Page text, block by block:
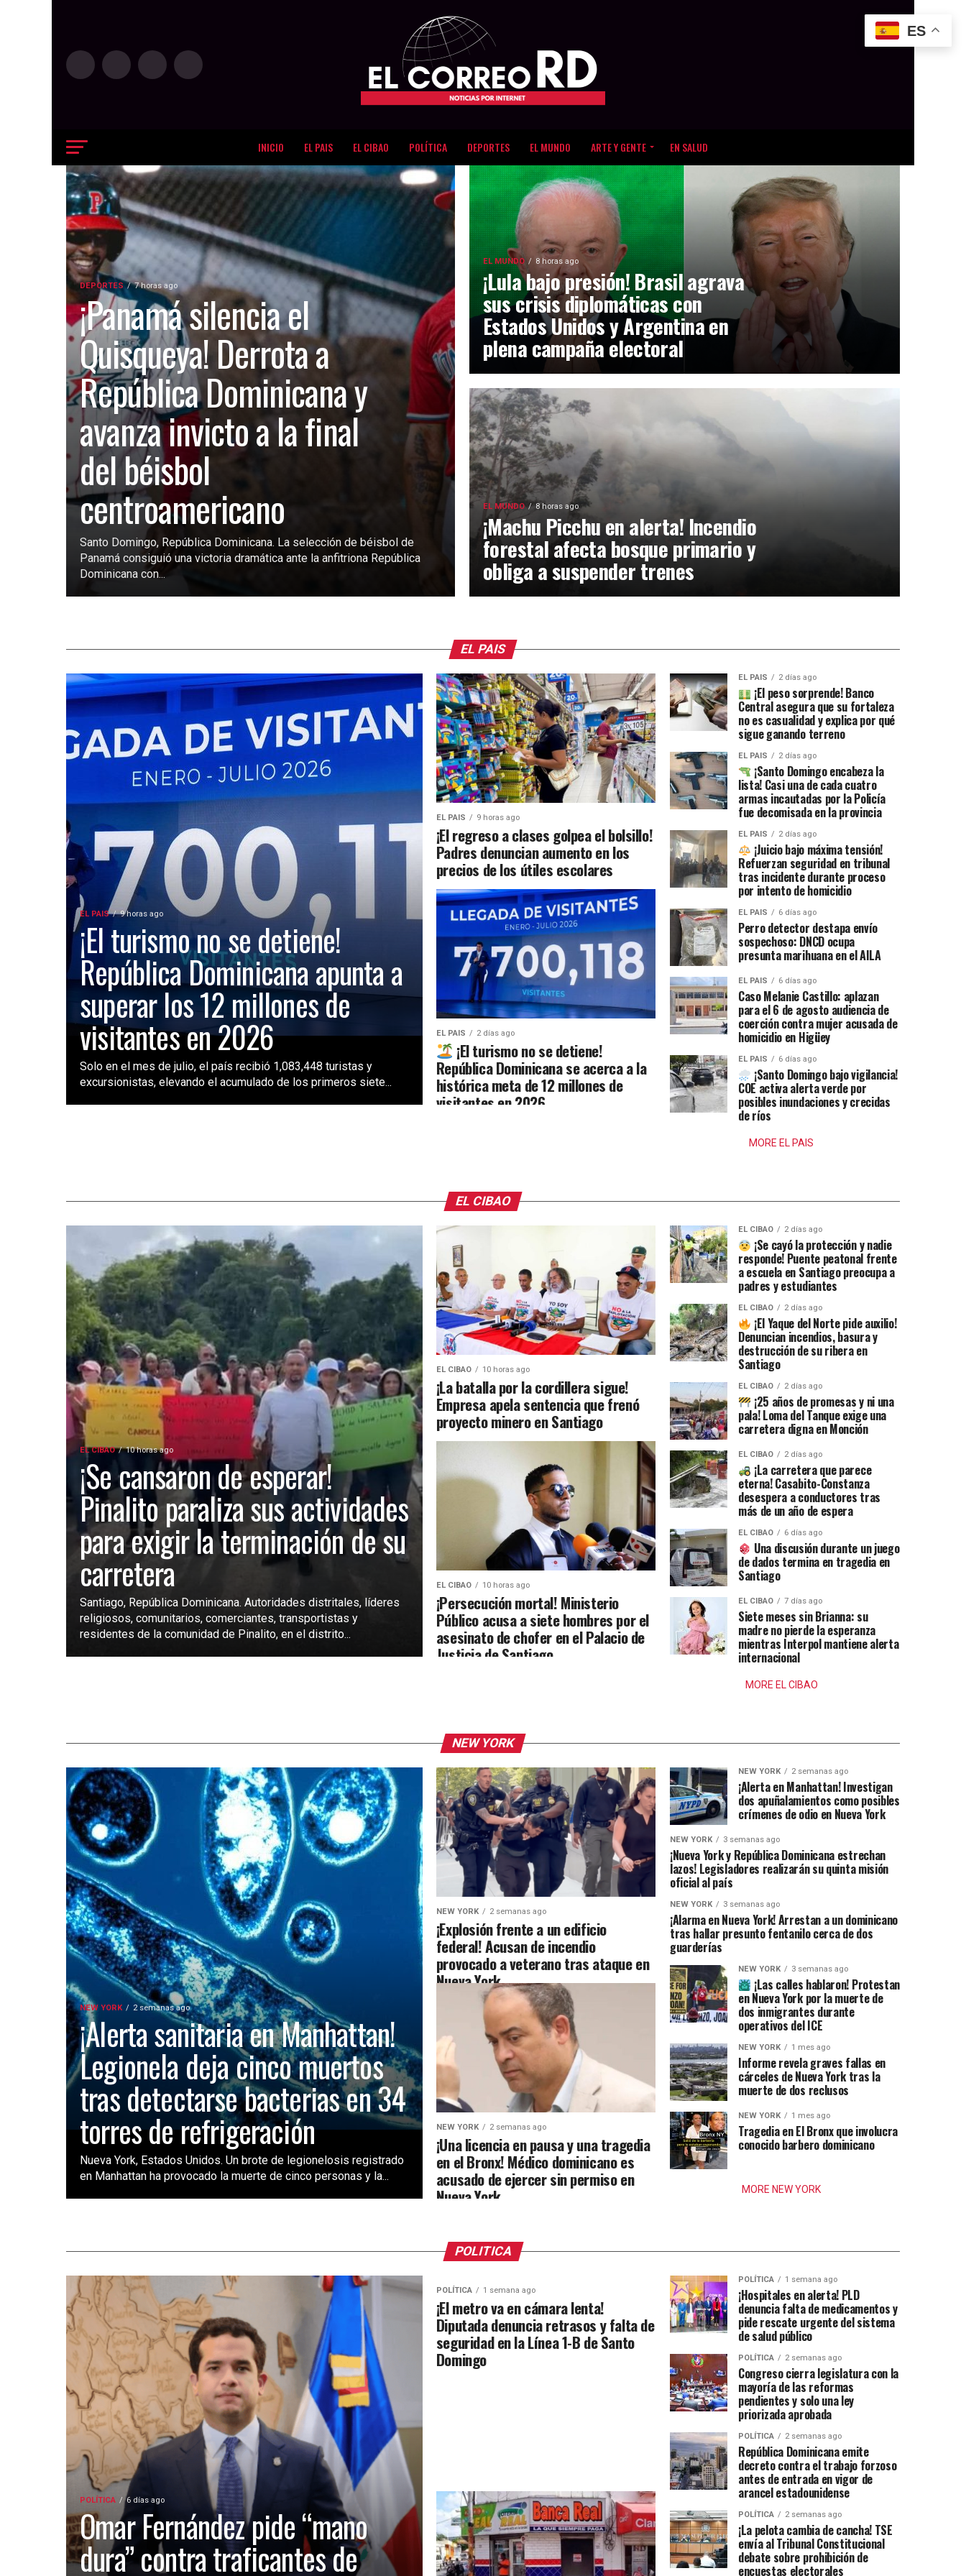
INICIO EL PAIS EL CIBAO POLÍTICA DEPORTES EL MUNDO ARTE Y GENTE EN SALUD
DEPORTES 7 horas ago
¡Panamá silencia el
Quisqueya! Derrota a
República Dominicana y
avanza invicto a la final
del béisbol
centroamericano
Santo Domingo, República Dominicana. La selección de béisbol de
Panamá consiguió una victoria dramática ante la anfitriona República
Dominicana con...
EL MUNDO 8 horas ago
¡Lula bajo presión! Brasil agrava
sus crisis diplomáticas con
Estados Unidos y Argentina en
plena campaña electoral
EL MUNDO 8 horas ago
¡Machu Picchu en alerta! Incendio
forestal afecta bosque primario y
obliga a suspender trenes
EL PAIS
EL PAIS 9 horas ago
¡El turismo no se detiene!
República Dominicana apunta a
superar los 12 millones de
visitantes en 2026
Solo en el mes de julio, el país recibió 1,083,448 turistas y
excursionistas, elevando el acumulado de los primeros siete...
EL PAIS 9 horas ago
¡El regreso a clases golpea el bolsillo!
Padres denuncian aumento en los
precios de los útiles escolares
EL PAIS 2 días ago
¡El turismo no se detiene!
República Dominicana se acerca a la
histórica meta de 12 millones de
visitantes en 2026
EL PAIS 2 días ago
¡El peso sorprende! Banco
Central asegura que su fortaleza
no es casualidad y explica por qué
sigue ganando terreno
EL PAIS 2 días ago
¡Santo Domingo encabeza la
lista! Casi una de cada cuatro
armas incautadas por la Policía
fue decomisada en la provincia
EL PAIS 2 días ago
¡Juicio bajo máxima tensión!
Refuerzan seguridad en tribunal
tras incidente durante proceso
por intento de homicidio
EL PAIS 6 días ago
Perro detector destapa envío
sospechoso: DNCD ocupa
presunta marihuana en el AILA
EL PAIS 6 días ago
Caso Melanie Castillo: aplazan
para el 6 de agosto audiencia de
coerción contra mujer acusada de
homicidio en Higüey
EL PAIS 6 días ago
¡Santo Domingo bajo vigilancia!
COE activa alerta verde por
posibles inundaciones y crecidas
de ríos
MORE EL PAIS
EL CIBAO
EL CIBAO 10 horas ago
¡Se cansaron de esperar!
Pinalito paraliza sus actividades
para exigir la terminación de su
carretera
Santiago, República Dominicana. Autoridades distritales, líderes
religiosos, comunitarios, comerciantes, transportistas y
residentes de la comunidad de Pinalito, en el distrito...
EL CIBAO 10 horas ago
¡La batalla por la cordillera sigue!
Empresa apela sentencia que frenó
proyecto minero en Santiago
EL CIBAO 10 horas ago
¡Persecución mortal! Ministerio
Público acusa a siete hombres por el
asesinato de chofer en el Palacio de
Justicia de Santiago
EL CIBAO 2 días ago
¡Se cayó la protección y nadie
responde! Puente peatonal frente
a escuela en Santiago preocupa a
padres y estudiantes
EL CIBAO 2 días ago
¡El Yaque del Norte pide auxilio!
Denuncian incendios, basura y
destrucción de su ribera en
Santiago
EL CIBAO 2 días ago
¡25 años de promesas y ni una
pala! Loma del Tanque exige una
carretera digna en Monción
EL CIBAO 2 días ago
¡La carretera que parece
eterna! Casabito-Constanza
desespera a conductores tras
más de un año de espera
EL CIBAO 6 días ago
Una discusión durante un juego
de dados termina en tragedia en
Santiago
EL CIBAO 7 días ago
Siete meses sin Brianna: su
madre no pierde la esperanza
mientras Interpol mantiene alerta
internacional
MORE EL CIBAO
NEW YORK
NEW YORK 2 semanas ago
¡Alerta sanitaria en Manhattan!
Legionela deja cinco muertos
tras detectarse bacterias en 34
torres de refrigeración
Nueva York, Estados Unidos. Un brote de legionelosis registrado
en Manhattan ha provocado la muerte de cinco personas y la...
NEW YORK 2 semanas ago
¡Explosión frente a un edificio
federal! Acusan de incendio
provocado a veterano tras ataque en
Nueva York
NEW YORK 2 semanas ago
¡Una licencia en pausa y una tragedia
en el Bronx! Médico dominicano es
acusado de ejercer sin permiso en
Nueva York
NEW YORK 2 semanas ago
¡Alerta en Manhattan! Investigan
dos apuñalamientos como posibles
crímenes de odio en Nueva York
NEW YORK 3 semanas ago
¡Nueva York y República Dominicana estrechan
lazos! Legisladores realizarán su quinta misión
oficial al país
NEW YORK 3 semanas ago
¡Alarma en Nueva York! Arrestan a un dominicano
tras hallar presunto fentanilo cerca de dos
guarderías
NEW YORK 3 semanas ago
¡Las calles hablaron! Protestan
en Nueva York por la muerte de
dos inmigrantes durante
operativos del ICE
NEW YORK 1 mes ago
Informe revela graves fallas en
cárceles de Nueva York tras la
muerte de dos reclusos
NEW YORK 1 mes ago
Tragedia en El Bronx que involucra
conocido barbero dominicano
MORE NEW YORK
POLITICA
POLÍTICA 6 días ago
Omar Fernández pide “mano
dura” contra traficantes de
POLÍTICA 1 semana ago
¡El metro va en cámara lenta!
Diputada denuncia retrasos y falta de
seguridad en la Línea 1-B de Santo
Domingo
POLÍTICA 1 semana ago
¡Hospitales en alerta! PLD
denuncia falta de medicamentos y
pide rescate urgente del sistema
de salud público
POLÍTICA 2 semanas ago
Congreso cierra legislatura con la
mayoría de las reformas
pendientes y solo una ley
priorizada aprobada
POLÍTICA 2 semanas ago
República Dominicana emite
decreto contra el trabajo forzoso
antes de entrada en vigor de
arancel estadounidense
POLÍTICA 2 semanas ago
¡La pelota cambia de cancha! TSE
envía al Tribunal Constitucional
debate sobre prohibición de
encuestas electorales
ES